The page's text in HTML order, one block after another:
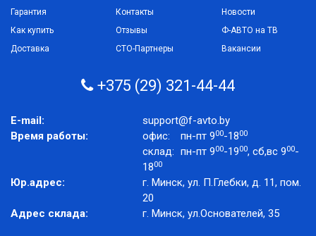
Гарантия
Как купить
Доставка
Контакты
Отзывы
СТО-Партнеры
Новости
Ф-АВТО на ТВ
Вакансии
+375 (29) 321-44-44
E-mail:
support@f-avto.by
Время работы:
офис: пн-пт 900-1800
склад: пн-пт 900-1900, сб,вс 900-
1800
Юр.адрес:
г. Минск, ул. П.Глебки, д. 11, пом.
20
Адрес склада:
г. Минск, ул.Основателей, 35